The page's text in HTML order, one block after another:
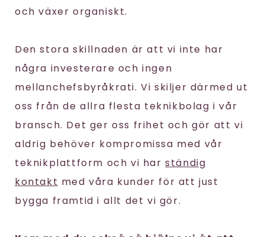
och växer organiskt.
Den stora skillnaden är att vi inte har
några investerare och ingen
mellanchefsbyråkrati. Vi skiljer därmed ut
oss från de allra flesta teknikbolag i vår
bransch. Det ger oss frihet och gör att vi
aldrig behöver kompromissa med vår
teknikplattform och vi harständig
kontakt med våra kunder för att just
bygga framtid i allt det vi gör.